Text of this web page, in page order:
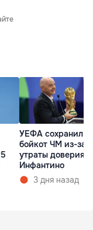
УЕФА сохранил
бойкот ЧМ из-за
утраты доверия к
Инфантино
3 дня назад